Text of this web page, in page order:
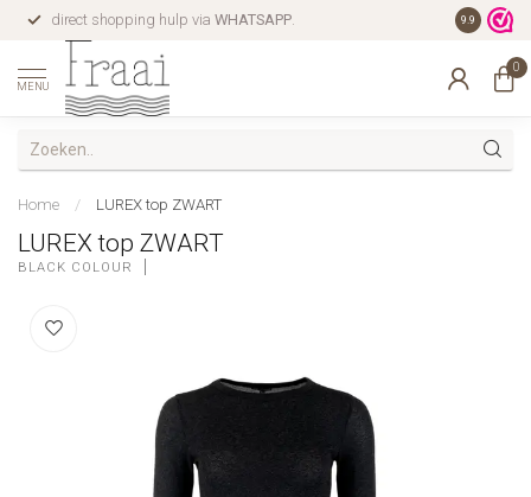
direct shopping hulp via WHATSAPP. gratis
9.9
MENU
0
Home / LUREX top ZWART
LUREX top ZWART
BLACK COLOUR